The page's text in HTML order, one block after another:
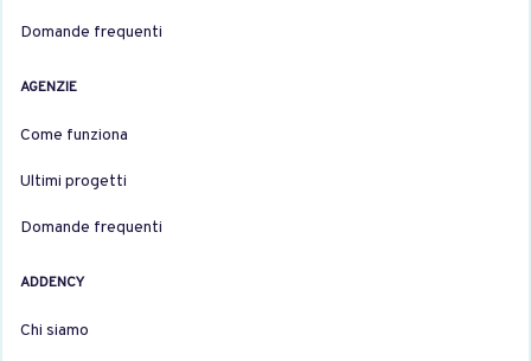
Domande frequenti
AGENZIE
Come funziona
Ultimi progetti
Domande frequenti
ADDENCY
Chi siamo